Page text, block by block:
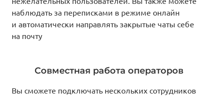
наблюдать за переписками в режиме онлайн
и автоматически направлять закрытые чаты себе
на почту
Совместная работа операторов
Вы сможете подключать нескольких сотрудников